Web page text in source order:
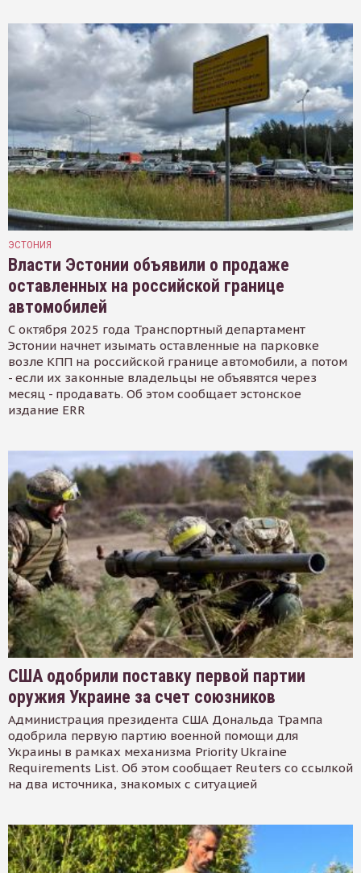
ЭСТОНИЯ
Власти Эстонии объявили о продаже
оставленных на российской границе
автомобилей
С октября 2025 года Транспортный департамент
Эстонии начнет изымать оставленные на парковке
возле КПП на российской границе автомобили, а потом
- если их законные владельцы не объявятся через
месяц - продавать. Об этом сообщает эстонское
издание ERR
США одобрили поставку первой партии
оружия Украине за счет союзников
Администрация президента США Дональда Трампа
одобрила первую партию военной помощи для
Украины в рамках механизма Priority Ukraine
Requirements List. Об этом сообщает Reuters со ссылкой
на два источника, знакомых с ситуацией